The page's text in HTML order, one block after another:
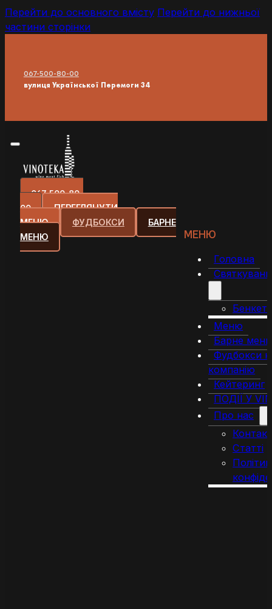
Перейти до основного вмісту Перейти до нижньої
частини сторінки
067-500-80-00
вулиця Української Перемоги 34
067-500-80-
00
ПЕРЕГЛЯНУТИ
МЕНЮ
ФУДБОКСИ
БАРНЕ
МЕНЮ
МЕНЮ
Головна
Меню
Барне
Фудбокси
компанію
Кейтеринг
ПОДІЇ У
Про нас
Статті